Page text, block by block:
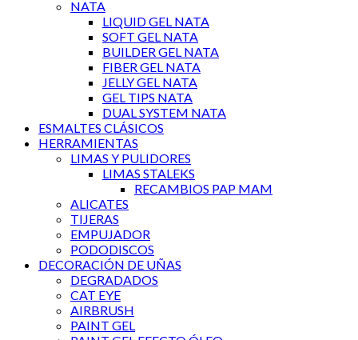
NATA
LIQUID GEL NATA
SOFT GEL NATA
BUILDER GEL NATA
FIBER GEL NATA
JELLY GEL NATA
GEL TIPS NATA
DUAL SYSTEM NATA
ESMALTES CLÁSICOS
HERRAMIENTAS
LIMAS Y PULIDORES
LIMAS STALEKS
RECAMBIOS PAP MAM
ALICATES
TIJERAS
EMPUJADOR
PODODISCOS
DECORACIÓN DE UÑAS
DEGRADADOS
CAT EYE
AIRBRUSH
PAINT GEL